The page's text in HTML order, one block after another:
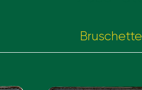
Bruschette